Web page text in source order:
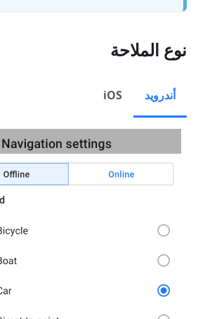
نوع الملاحة
أندرويد iOS